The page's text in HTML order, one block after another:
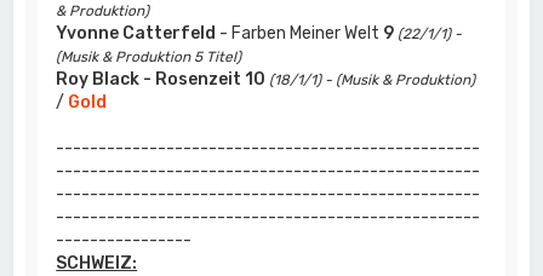
& Produktion)
Yvonne Catterfeld - Farben Meiner Welt 9 (22/1/1) -
(Musik & Produktion 5 Titel)
Roy Black - Rosenzeit 10 (18/1/1) - (Musik & Produktion)
/ Gold
--------------------------------------------------
--------------------------------------------------
--------------------------------------------------
--------------------------------------------------
----------------
SCHWEIZ: